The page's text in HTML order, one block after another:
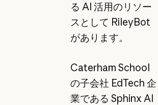
る AI 活用のリソー
スとして RileyBot
があります。
Caterham School
の子会社 EdTech 企
業である Sphinx AI